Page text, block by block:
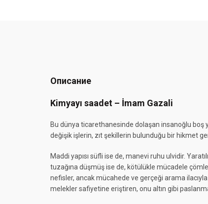
Описание
Kimyayı saadet – İmam Gazali
Bu dünya ticarethanesinde dolaşan insanoğlu boş
değişik işlerin, zıt şekillerin bulunduğu bir hikmet
Maddi yapısı süfli ise de, manevi ruhu ulvidir.
tuzağına düşmüş ise de, kötülükle mücadele
nefisler, ancak mücahede ve gerçeği arama ilacıyla
melekler safiyetine eriştiren, onu altın gibi